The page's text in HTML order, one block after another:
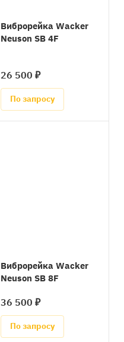
Виброрейка Wacker
Neuson SB 4F
26 500 ₽
По запросу
Виброрейка Wacker
Neuson SB 8F
36 500 ₽
По запросу